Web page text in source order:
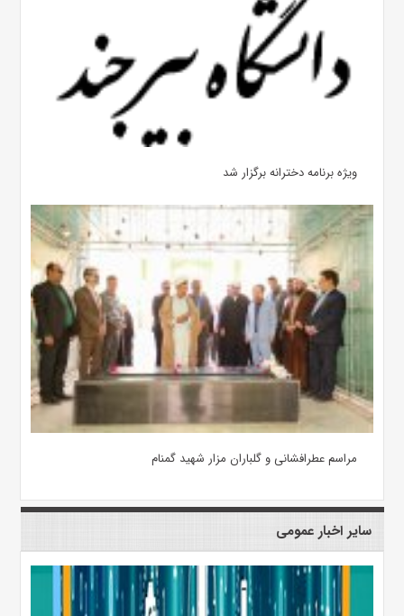
ویژه برنامه دخترانه برگزار شد
مراسم عطرافشانی و گلباران مزار شهید گمنام
سایر اخبار عمومی